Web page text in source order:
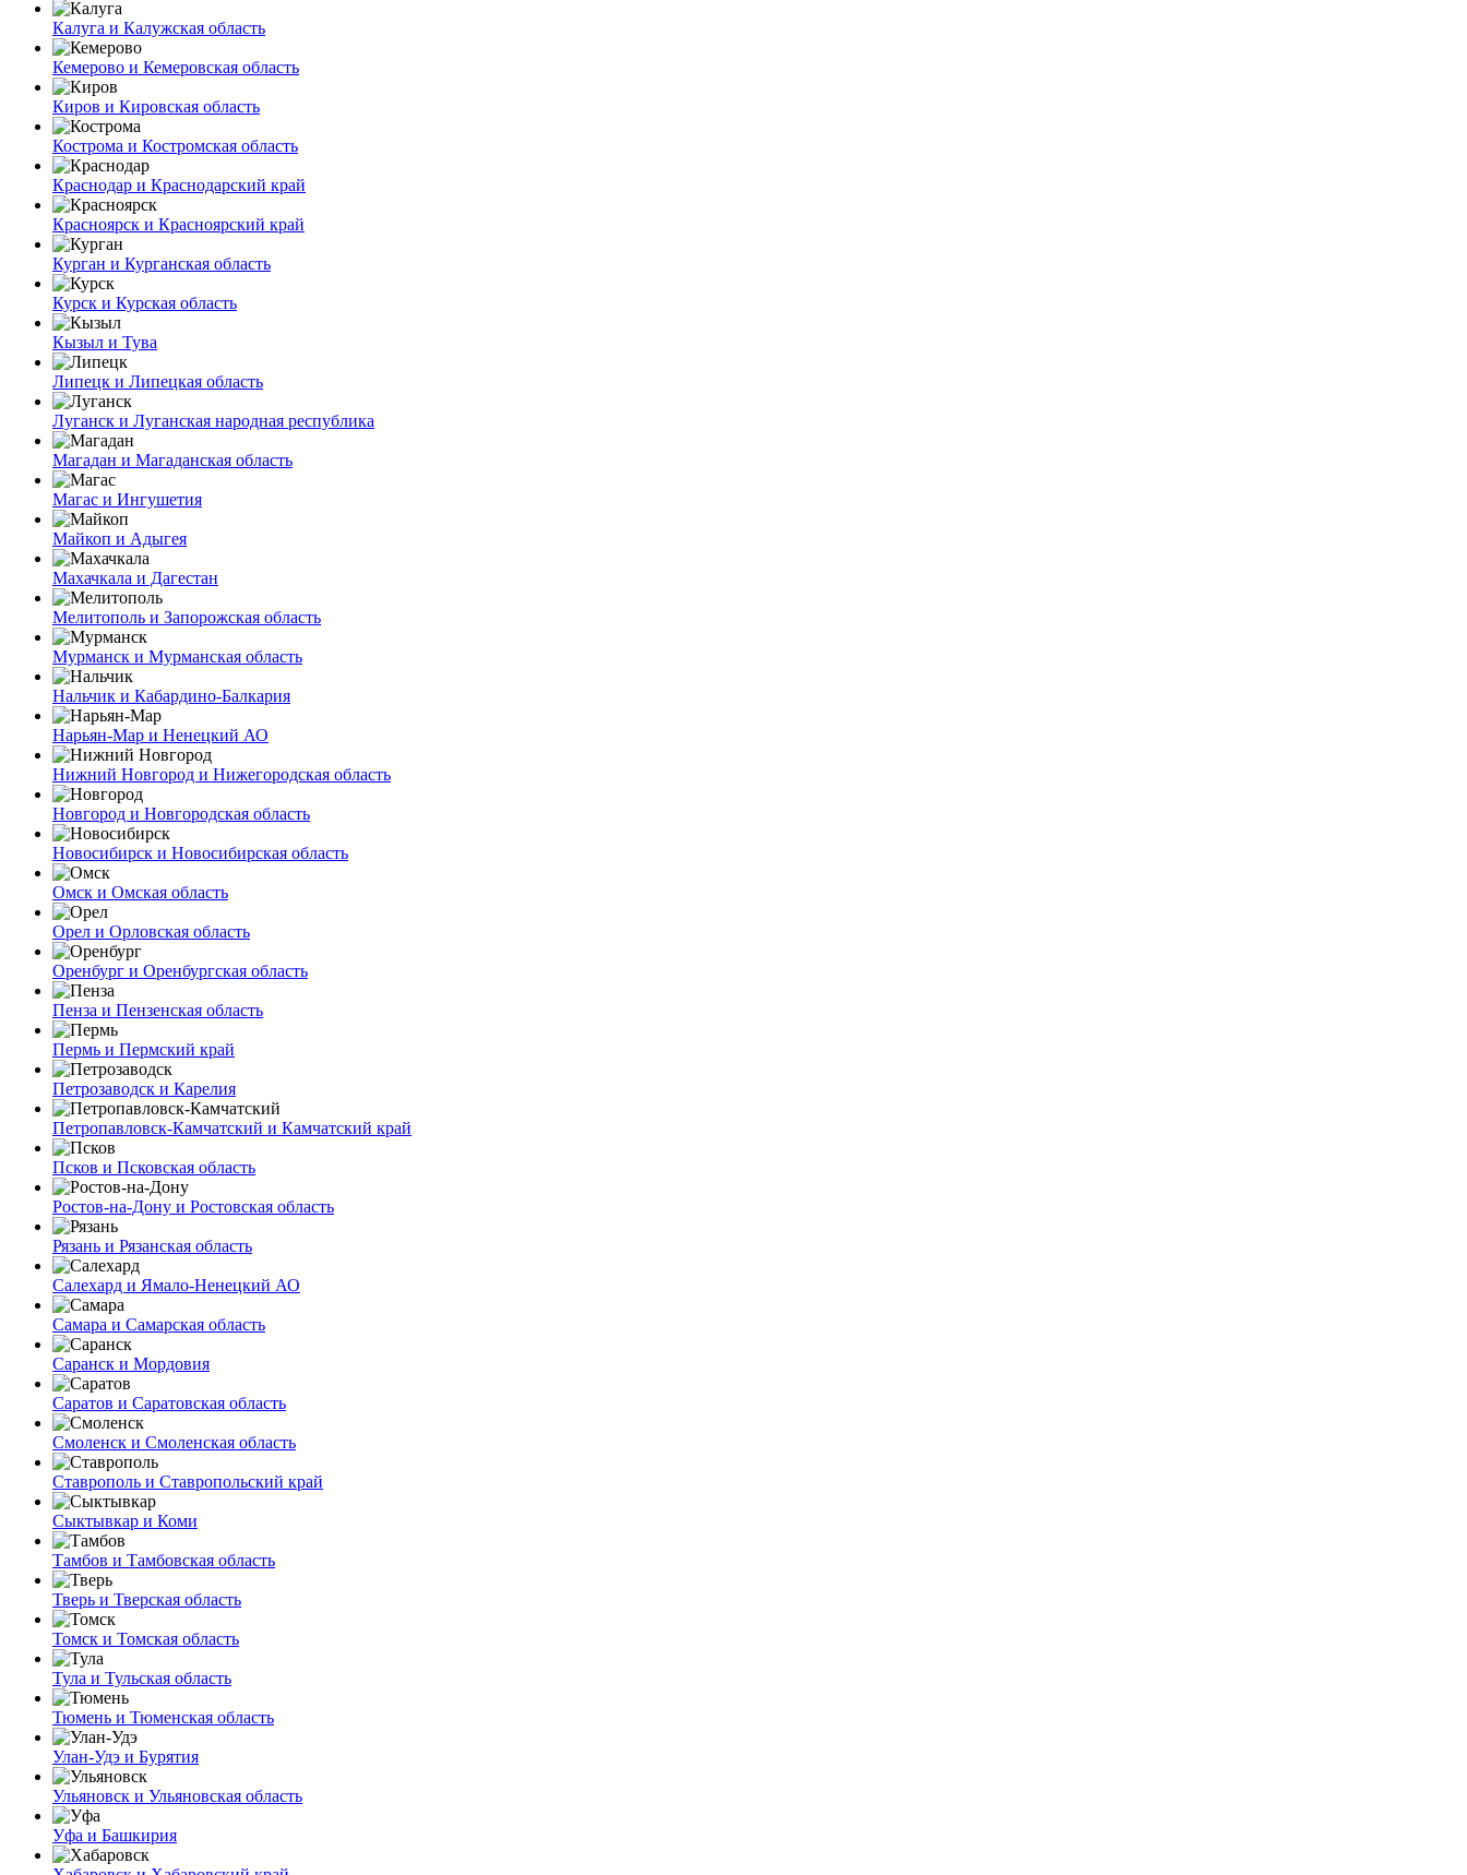
Калуга и Калужская область
Кемерово и Кемеровская область
Киров и Кировская область
Кострома и Костромская область
Краснодар и Краснодарский край
Красноярск и Красноярский край
Курган и Курганская область
Курск и Курская область
Кызыл и Тува
Липецк и Липецкая область
Луганск и Луганская народная республика
Магадан и Магаданская область
Магас и Ингушетия
Майкоп и Адыгея
Махачкала и Дагестан
Мелитополь и Запорожская область
Мурманск и Мурманская область
Нальчик и Кабардино-Балкария
Нарьян-Мар и Ненецкий АО
Нижний Новгород и Нижегородская область
Новгород и Новгородская область
Новосибирск и Новосибирская область
Омск и Омская область
Орел и Орловская область
Оренбург и Оренбургская область
Пенза и Пензенская область
Пермь и Пермский край
Петрозаводск и Карелия
Петропавловск-Камчатский и Камчатский край
Псков и Псковская область
Ростов-на-Дону и Ростовская область
Рязань и Рязанская область
Салехард и Ямало-Ненецкий АО
Самара и Самарская область
Саранск и Мордовия
Саратов и Саратовская область
Смоленск и Смоленская область
Ставрополь и Ставропольский край
Сыктывкар и Коми
Тамбов и Тамбовская область
Тверь и Тверская область
Томск и Томская область
Тула и Тульская область
Тюмень и Тюменская область
Улан-Удэ и Бурятия
Ульяновск и Ульяновская область
Уфа и Башкирия